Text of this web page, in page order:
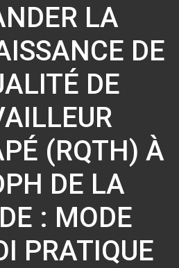
LA
DE
DE
(RQTH) À
DE LA
: MODE
PRATIQUE